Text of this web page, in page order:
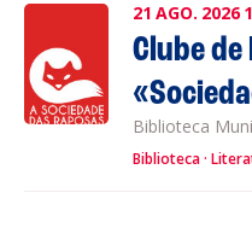
21 AGO. 2026
Clube
Biblioteca
Biblioteca